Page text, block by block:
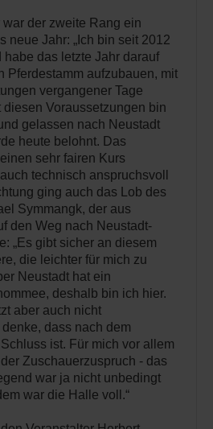
der zweite Rang ein
neue Jahr: „Ich bin seit 2012
das letzte Jahr darauf
Pferdestamm aufzubauen, mit
vergangener Tage
diesen Voraussetzungen bin
gelassen nach Neustadt
heute belohnt. Das
sehr fairen Kurs
technisch anspruchsvoll
ging auch das Lob des
Symmangk, der aus
den Weg nach Neustadt-
„Es gibt sicher an diesem
die leichter für mich zu
Neustadt hat ein
deshalb bin ich hier.
aber auch nicht
dass nach dem
ist. Für mich vor allem
Zuschauerzuspruch - das
war ja nicht unbedingt
war die Halle voll.“